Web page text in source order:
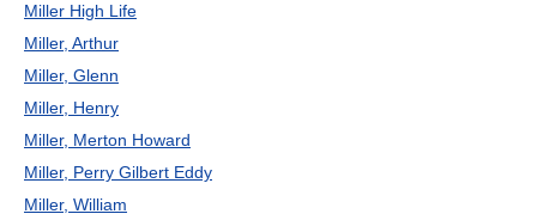
Miller High Life
Miller, Arthur
Miller, Glenn
Miller, Henry
Miller, Merton Howard
Miller, Perry Gilbert Eddy
Miller, William